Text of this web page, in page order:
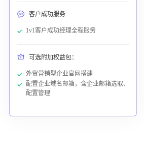
客户成功服务
1v1客户成功经理全程服务
可选附加权益包：
外贸营销型企业官网搭建
配置企业域名邮箱，含企业邮箱选取、
配置管理